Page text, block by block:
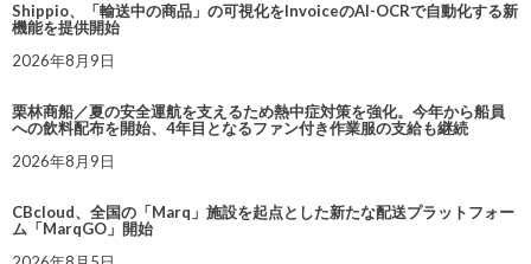
Shippio、「輸送中の商品」の可視化をInvoiceのAI-OCRで自動化する新
機能を提供開始
2026年8月9日
栗林商船／夏の安全運航を支えるため熱中症対策を強化。今年から船員
への飲料配布を開始、4年目となるファン付き作業服の支給も継続
2026年8月9日
CBcloud、全国の「Marq」施設を起点とした新たな配送プラットフォー
ム「MarqGO」開始